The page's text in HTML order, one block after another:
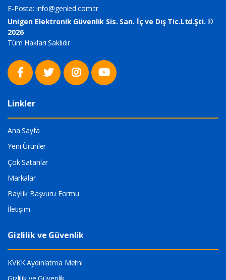
E-Posta: info@genled.com.tr
Unigen Elektronik Güvenlik Sis. San. İç ve Dış Tic.Ltd.Şti. ©
2026
Tüm Hakları Saklıdır
Linkler
Ana Sayfa
Yeni Ürünler
Çok Satanlar
Markalar
Bayilik Başvuru Formu
İletişim
Gizlilik ve Güvenlik
KVKK Aydınlatma Metni